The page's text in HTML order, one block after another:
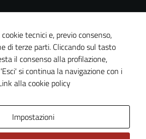
del sito
tecnici e, previo consenso,
di terze parti. Cliccando sul tasto
il consenso alla profilazione,
si continua la navigazione con i
alla cookie policy
Impostazioni